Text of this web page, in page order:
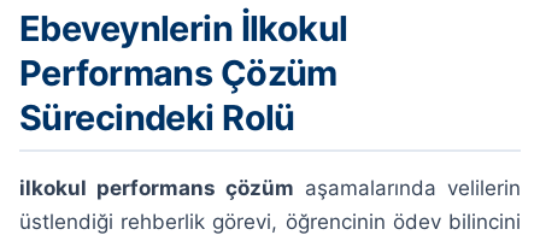
Ebeveynlerin İlkokul
Performans Çözüm
Sürecindeki Rolü
ilkokul performans çözüm aşamalarında velilerin
üstlendiği rehberlik görevi, öğrencinin ödev bilincini